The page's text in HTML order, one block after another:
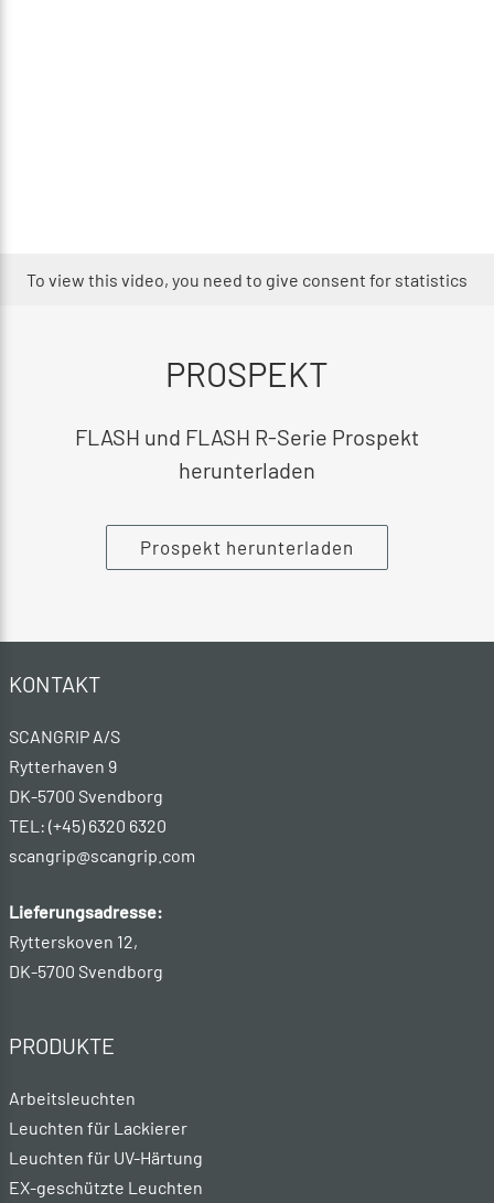
To view this video, you need to give consent for statistics
PROSPEKT
FLASH und FLASH R-Serie Prospekt
herunterladen
Prospekt herunterladen
KONTAKT
SCANGRIP A/S
Rytterhaven 9
DK-5700 Svendborg
TEL: (+45) 6320 6320
scangrip@scangrip.com
Lieferungsadresse:
Rytterskoven 12,
DK-5700 Svendborg
PRODUKTE
Arbeitsleuchten
Leuchten für Lackierer
Leuchten für UV-Härtung
EX-geschützte Leuchten